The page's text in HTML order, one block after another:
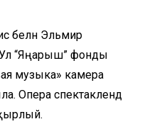
белән Эльмир
“Яңарыш” фонды
музыка» камера
Опера спектаклендә